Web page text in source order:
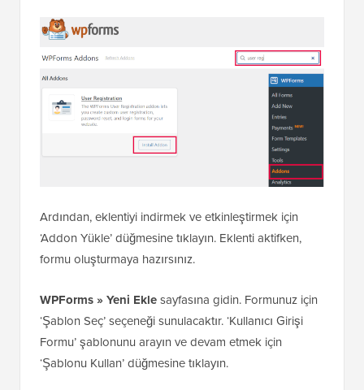
Ardından, eklentiyi indirmek ve etkinleştirmek için
‘Addon Yükle’ düğmesine tıklayın. Eklenti aktifken,
formu oluşturmaya hazırsınız.
WPForms » Yeni Eklesayfasına gidin. Formunuz için
‘Şablon Seç’ seçeneği sunulacaktır. ‘Kullanıcı Girişi
Formu’ şablonunu arayın ve devam etmek için
‘Şablonu Kullan’ düğmesine tıklayın.